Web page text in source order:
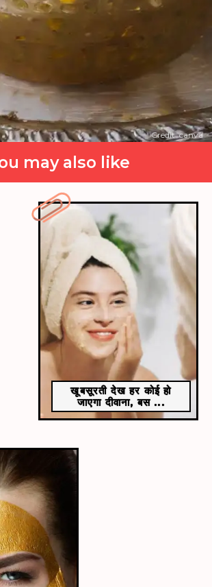
​बादाम का हलवा ​
बहुत टेस्टी होता है। इसके ऊपर भी बादाम
डालकर सर्व किया जाता है।
Credit: canva
may also like
खूबसूरती देख हर कोई हो
जाएगा दीवाना, बस ...